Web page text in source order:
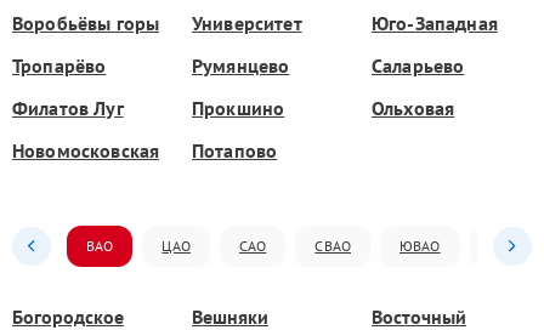
Воробьёвы горы Университет
Юго-Западная
Тропарёво
Румянцево
Саларьево
Филатов Луг
Прокшино
Ольховая
Новомосковская
Потапово
ВАО ЦАО САО СВАО ЮВАО ЮАО
Богородское Вешняки
Восточный